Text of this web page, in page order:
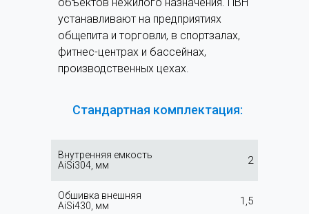
устанавливают на предприятиях
общепита и торговли, в спортзалах,
фитнес-центрах и бассейнах,
производственных цехах.
Стандартная комплектация:
Внутренняя емкость
AiSi304, мм
2
1,5
Обшивка внешняя
AiSi430, мм